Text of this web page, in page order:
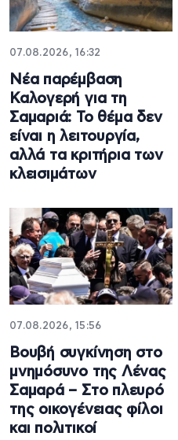
07.08.2026, 16:32
Νέα παρέμβαση
Καλογερή για τη
Σαμαριά: Το θέμα δεν
είναι η λειτουργία,
αλλά τα κριτήρια των
κλεισιμάτων
07.08.2026, 15:56
Βουβή συγκίνηση στο
μνημόσυνο της Λένας
Σαμαρά – Στο πλευρό
της οικογένειας φίλοι
και πολιτικοί